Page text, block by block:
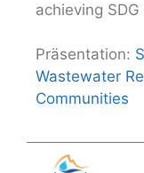
achieving
Präsentation:
Wastewater
Communities